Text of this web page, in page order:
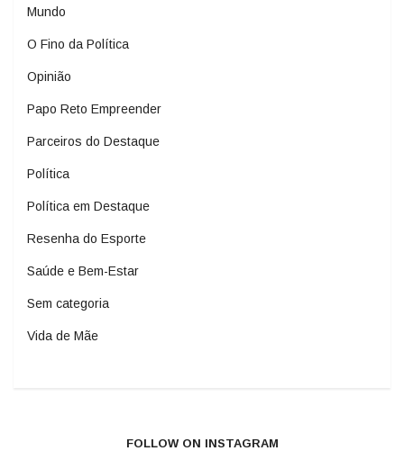
Mundo
O Fino da Política
Opinião
Papo Reto Empreender
Parceiros do Destaque
Política
Política em Destaque
Resenha do Esporte
Saúde e Bem-Estar
Sem categoria
Vida de Mãe
FOLLOW ON INSTAGRAM